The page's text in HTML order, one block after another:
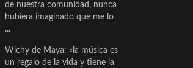
de nuestra comunidad, nunca
hubiera imaginado que me lo
...
Wichy de Maya: «la música es
un regalo de la vida y tiene la